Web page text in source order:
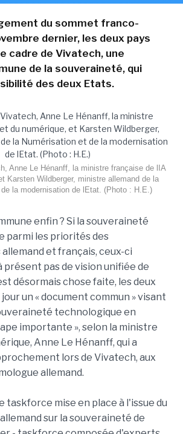
du sommet franco-
dernier, les deux pays
cadre de Vivatech, une
de la souveraineté, qui
des deux Etats.
Anne Le Hénanff, la ministre française de lIA
Karsten Wildberger, ministre allemand de la
la modernisation de lEtat. (Photo : H.E.)
enfin ? Si la souveraineté
parmi les priorités des
et français, ceux-ci
présent pas de vision unifiée de
désormais chose faite, les deux
un « document commun » visant
technologique en
importante », selon la ministre
Anne Le Hénanff, qui a
lors de Vivatech, aux
allemand.
taskforce mise en place à l'issue du
sur la souveraineté de